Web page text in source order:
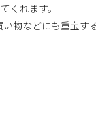
くれます。
物などにも重宝す